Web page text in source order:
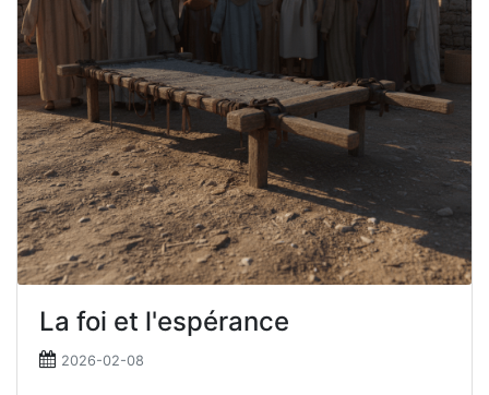
La foi et l'espérance
2026-02-08